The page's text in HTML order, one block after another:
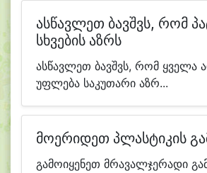
ასწავლეთ ბავშვს, რომ
სხვების აზრს
ასწავლეთ ბავშვს, რომ ყველა
უფლება საკუთარი აზრ...
მოერიდეთ პლასტიკის
გამოიყენეთ მრავალჯერადი